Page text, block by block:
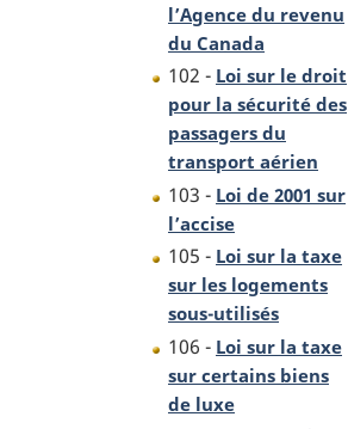
l’Agence du revenu
du Canada
102 - Loi sur le droit
pour la sécurité des
passagers du
transport aérien
103 - Loi de 2001 sur
l’accise
105 - Loi sur la taxe
sur les logements
sous-utilisés
106 - Loi sur la taxe
sur certains biens
de luxe